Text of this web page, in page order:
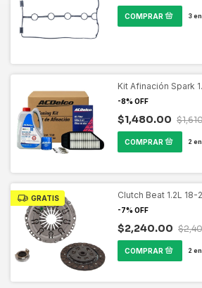
3
Kit Afinación Spark
-8% OFF
$1,480.00
2
GRATIS Clutch Beat 1.2L 18-
-7% OFF
$2,240.00
2